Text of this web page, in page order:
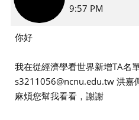
9:57 PM
replies:
你好
我在從經濟學看世界新增TA名
s3211056@ncnu.edu.tw 洪嘉
麻煩您幫我看看，謝謝